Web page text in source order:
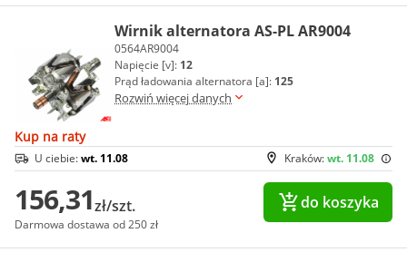
Wirnik alternatora AS-PL AR9004
0564AR9004
Napięcie [v]: 12
Prąd ładowania alternatora [a]: 125
Rozwiń więcej danych
Kup na raty
Kraków:wt. 11.08
U ciebie:wt. 11.08
156,31zł/szt.
Darmowa dostawa od 250 zł
do koszyka